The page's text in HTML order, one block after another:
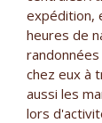
expédition,
heures de
chez eux à
aussi les
lors